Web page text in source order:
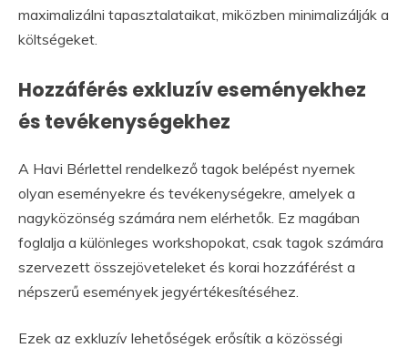
maximalizálni tapasztalataikat, miközben minimalizálják a
költségeket.
Hozzáférés exkluzív eseményekhez
és tevékenységekhez
A Havi Bérlettel rendelkező tagok belépést nyernek
olyan eseményekre és tevékenységekre, amelyek a
nagyközönség számára nem elérhetők. Ez magában
foglalja a különleges workshopokat, csak tagok számára
szervezett összejöveteleket és korai hozzáférést a
népszerű események jegyértékesítéséhez.
Ezek az exkluzív lehetőségek erősítik a közösségi